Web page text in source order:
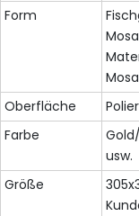
Form
Oberfläche
Farbe
usw.
Größe